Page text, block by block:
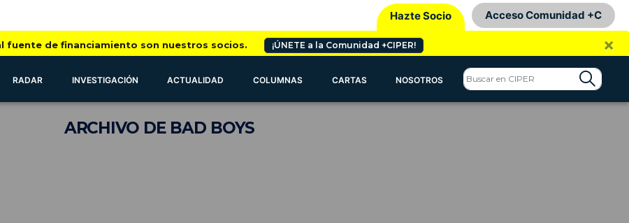
Hazte Socio Acceso Comunidad +C
fuente de financiamiento son nuestros socios. ¡ÚNETE a la Comunidad +CIPER! ×
RADAR INVESTIGACIÓN ACTUALIDAD COLUMNAS CARTAS NOSOTROS
ARCHIVODE BAD BOYS